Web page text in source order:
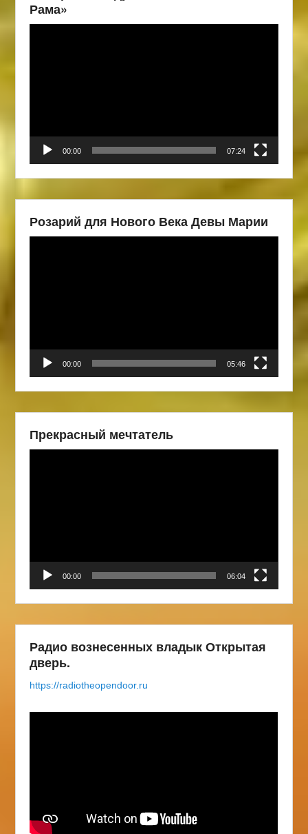
Рама»
00:00 07:24
Розарий для Нового Века Девы Марии
00:00 05:46
Прекрасный мечтатель
00:00 06:04
Радио вознесенных владык Открытая
дверь.
https://radiotheopendoor.ru